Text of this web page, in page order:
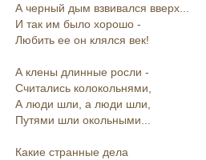
А черный дым взвивался вверх...
И так им было хорошо -
Любить ее он клялся век!
А клены длинные росли -
Считались колокольнями,
А люди шли, а люди шли,
Путями шли окольными...
Какие странные дела